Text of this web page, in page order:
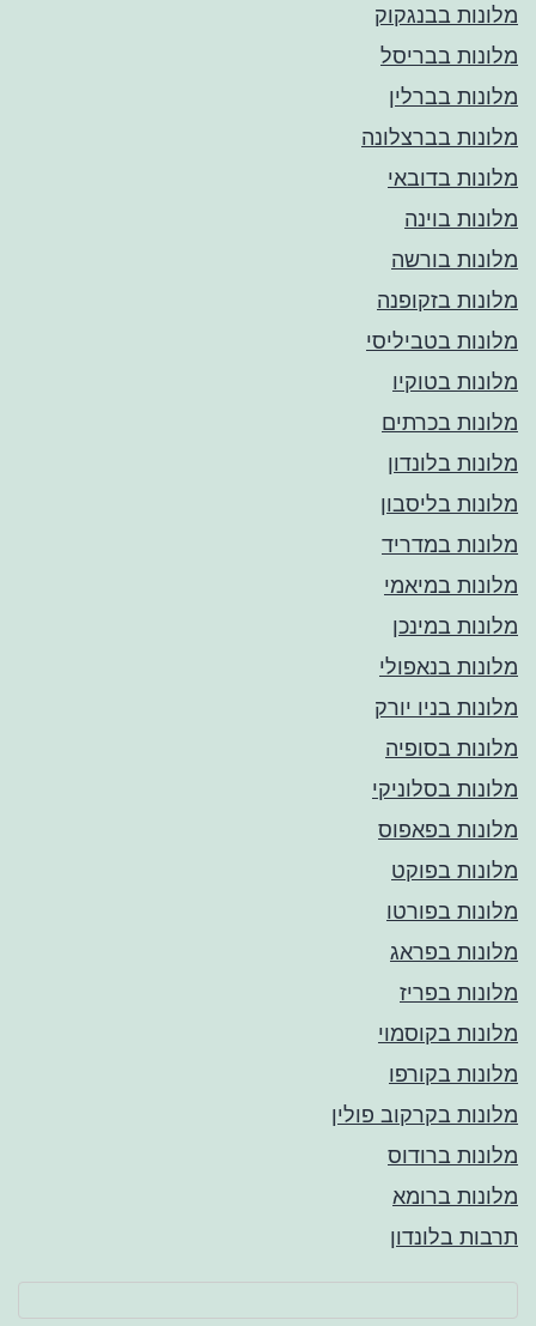
מלונות בבנגקוק
מלונות בבריסל
מלונות בברלין
מלונות בברצלונה
מלונות בדובאי
מלונות בוינה
מלונות בורשה
מלונות בזקופנה
מלונות בטביליסי
מלונות בטוקיו
מלונות בכרתים
מלונות בלונדון
מלונות בליסבון
מלונות במדריד
מלונות במיאמי
מלונות במינכן
מלונות בנאפולי
מלונות בניו יורק
מלונות בסופיה
מלונות בסלוניקי
מלונות בפאפוס
מלונות בפוקט
מלונות בפורטו
מלונות בפראג
מלונות בפריז
מלונות בקוסמוי
מלונות בקורפו
מלונות בקרקוב פולין
מלונות ברודוס
מלונות ברומא
תרבות בלונדון